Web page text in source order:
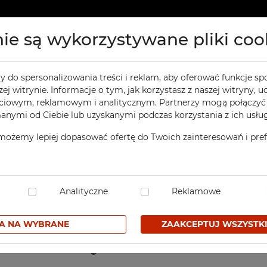
są wykorzystywane pliki
do spersonalizowania treści i reklam, aby oferować funkcje
witrynie. Informacje o tym, jak korzystasz z naszej witryny,
reklamowym i analitycznym. Partnerzy mogą
od Ciebie lub uzyskanymi podczas korzystania z ich
lepiej dopasować ofertę do Twoich zainteresowań i
Analityczne Reklamowe
NA WYBRANE ZAAKCEPTUJ
Warsztatowe
Narzędziowe
Warsztatowe
Warsztatowe
Na Komputery
Do Segregacji PSO
Na Pojemniki
BIUROWE
Szafy Aktowe
Szafy Aktowo-
Szafy Kartotekowe
Szafy i Wózki Na Laptopy
Biurka i kontenerki
Pojemniki Do Segregacji
Skrzynie Metalowe
Kontakt
2- rzędowa na B5Poprzedniprodukt
Szafka kartotekowa 6-
SKU SSK 6/02B5
1960,00 zł netto 2410,80 zł brutto